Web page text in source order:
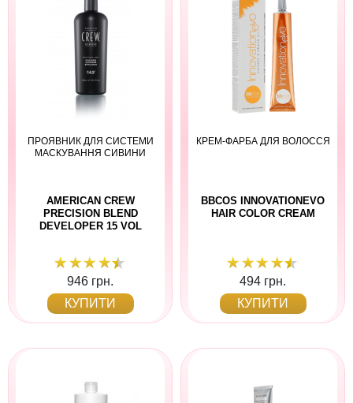
ПРОЯВНИК ДЛЯ СИСТЕМИ
МАСКУВАННЯ СИВИНИ
AMERICAN CREW
PRECISION BLEND
DEVELOPER 15 VOL
946 грн.
КУПИТИ
КРЕМ-ФАРБА ДЛЯ ВОЛОССЯ
BBCOS INNOVATIONEVO
HAIR COLOR CREAM
494 грн.
КУПИТИ